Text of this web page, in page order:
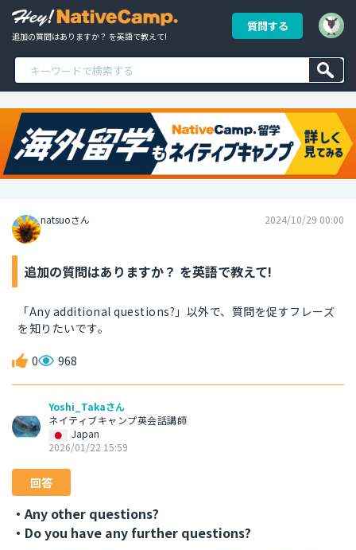
追加の質問はありますか？ を英語で教えて!
質問する
natsuoさん 2024/10/29 00:00
追加の質問はありますか？ を英語で教えて!
「Any additional questions?」以外で、質問を促すフレーズ
を知りたいです。
0 968
Yoshi_Takaさん
ネイティブキャンプ英会話講師
Japan
2026/01/22 15:59
回答
・Any other questions?
・Do you have any further questions?